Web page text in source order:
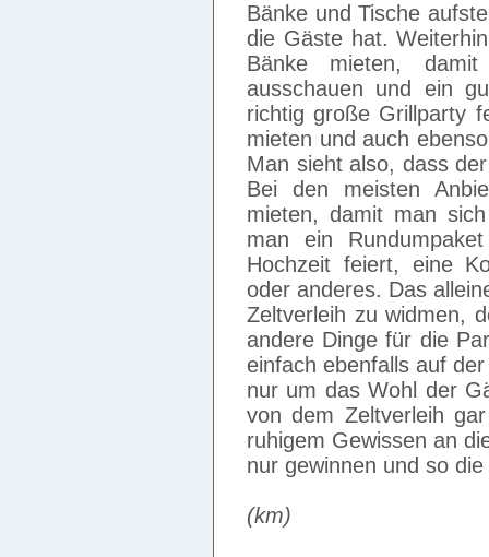
Bänke und Tische
die Gäste hat.
Bänke mieten,
ausschauen und ein
richtig große Grillparty
mieten und auch
Man sieht also, dass
Bei den meisten
mieten, damit man
man ein
Hochzeit feiert, eine
oder anderes. Das
Zeltverleih zu widmen,
andere Dinge für die
einfach ebenfalls auf
nur um das Wohl der
von dem Zeltverleih
ruhigem Gewissen an
nur gewinnen und so
(km)